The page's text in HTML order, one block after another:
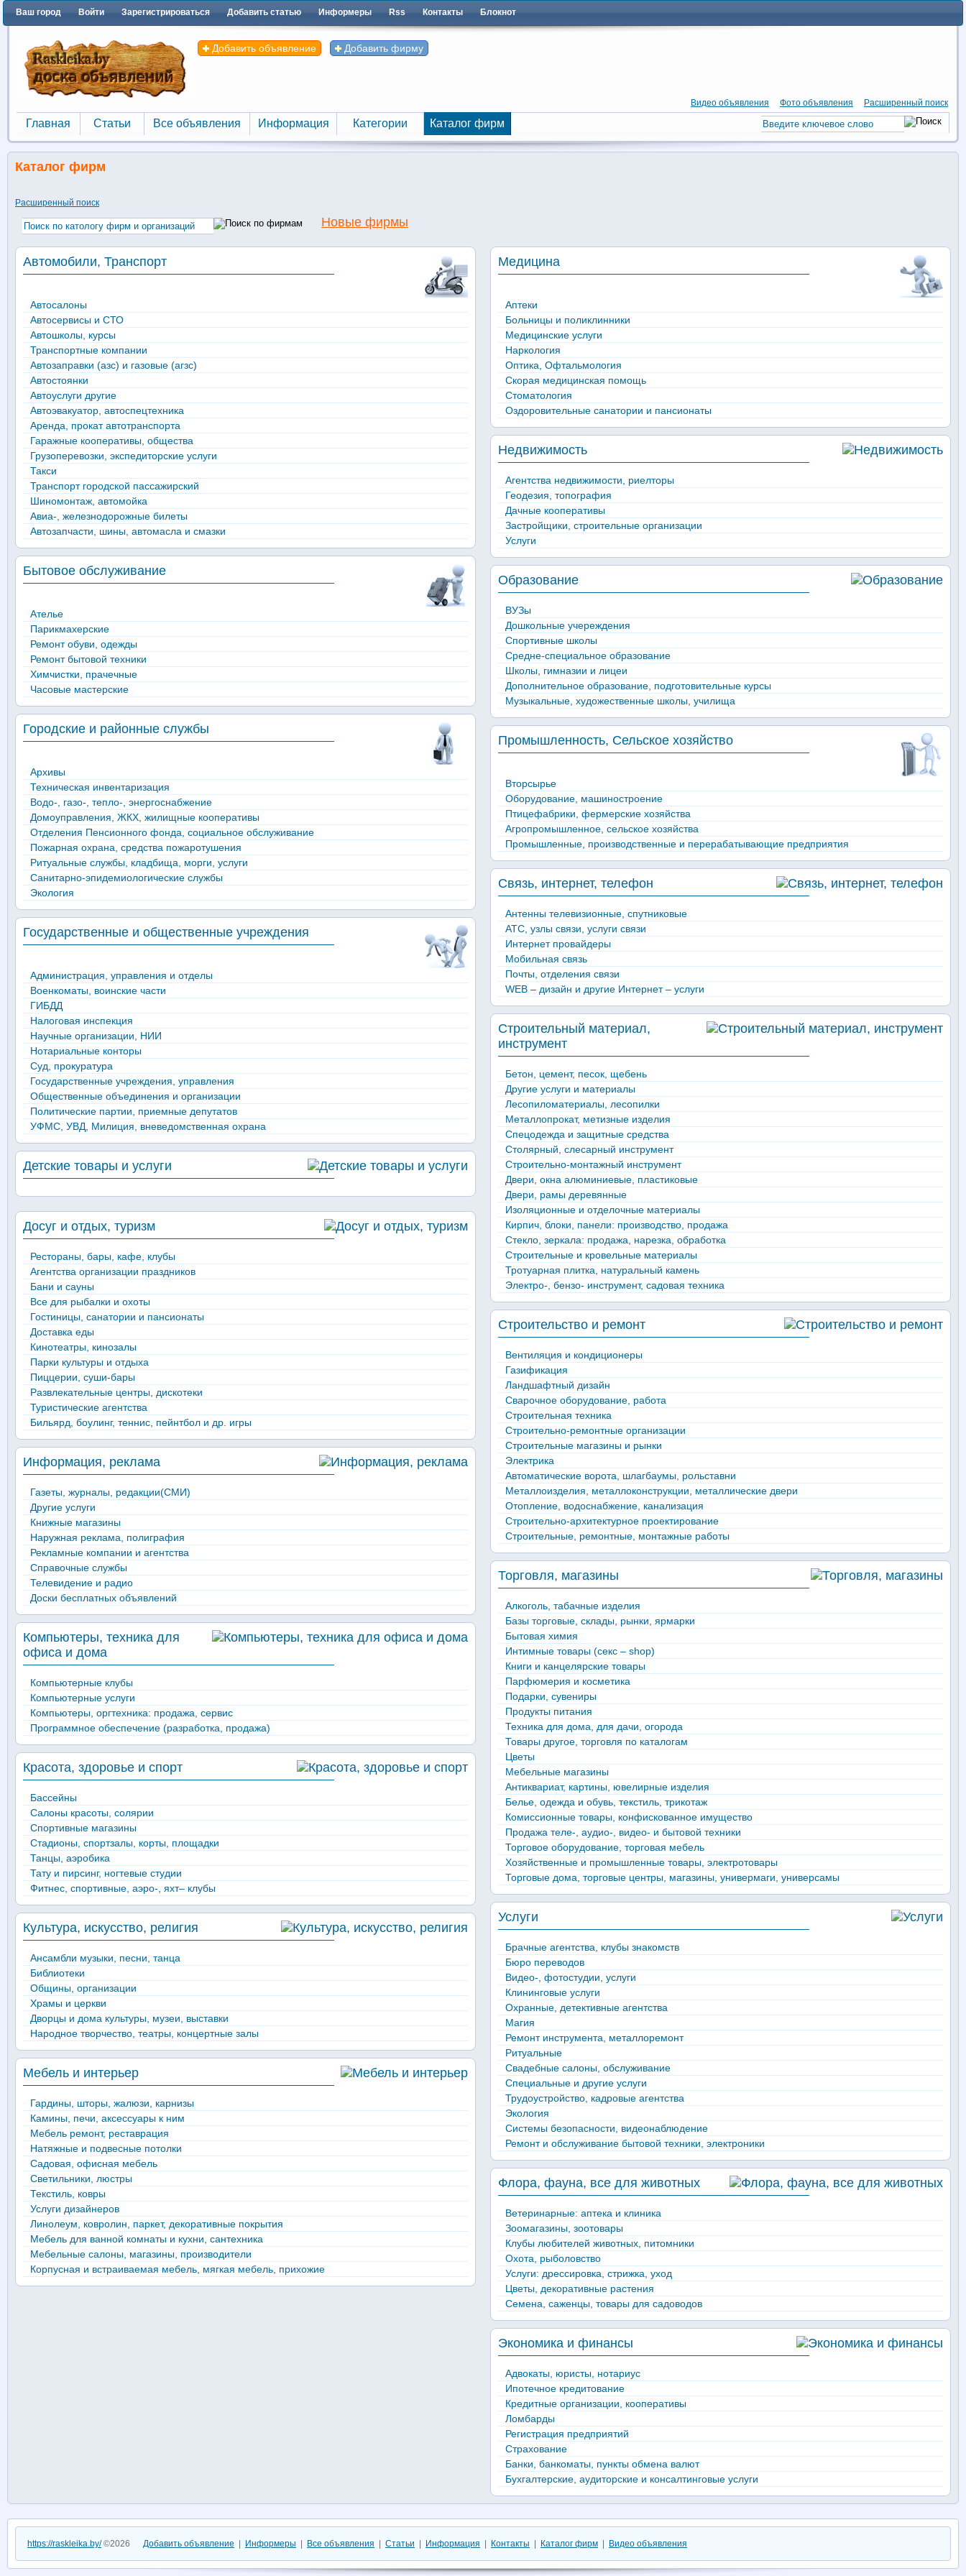
Ваш город Войти Зарегистрироваться Добавить статью Информеры Rss Контакты Блокнот
Добавить объявление Добавить фирму
Видео объявления Фото объявления Расширенный поиск
Главная
Главная
Статьи
Статьи
Все объявления
Все объявления
Информация Категории Каталог фирм
Каталог фирм
Расширенный поиск
Новые фирмы
Автомобили, Транспорт
Автосалоны
Автосервисы и СТО
Автошколы, курсы
Транспортные компании
Автозаправки (азс) и газовые (агзс)
Автостоянки
Автоуслуги другие
Автоэвакуатор, автоспецтехника
Аренда, прокат автотранспорта
Гаражные кооперативы, общества
Грузоперевозки, экспедиторские услуги
Такси
Транспорт городской пассажирский
Шиномонтаж, автомойка
Авиа-, железнодорожные билеты
Автозапчасти, шины, автомасла и смазки
Бытовое обслуживание
Ателье
Парикмахерские
Ремонт обуви, одежды
Ремонт бытовой техники
Химчистки, прачечные
Часовые мастерские
Городские и районные службы
Архивы
Техническая инвентаризация
Водо-, газо-, тепло-, энергоснабжение
Домоуправления, ЖКХ, жилищные кооперативы
Отделения Пенсионного фонда, социальное обслуживание
Пожарная охрана, средства пожаротушения
Ритуальные службы, кладбища, морги, услуги
Санитарно-эпидемиологические службы
Экология
Государственные и общественные учреждения
Администрация, управления и отделы
Военкоматы, воинские части
ГИБДД
Налоговая инспекция
Научные организации, НИИ
Нотариальные конторы
Суд, прокуратура
Государственные учреждения, управления
Общественные объединения и организации
Политические партии, приемные депутатов
УФМС, УВД, Милиция, вневедомственная охрана
Детские товары и услуги
Досуг и отдых, туризм
Рестораны, бары, кафе, клубы
Агентства организации праздников
Бани и сауны
Все для рыбалки и охоты
Гостиницы, санатории и пансионаты
Доставка еды
Кинотеатры, кинозалы
Парки культуры и отдыха
Пиццерии, суши-бары
Развлекательные центры, дискотеки
Туристические агентства
Бильярд, боулинг, теннис, пейнтбол и др. игры
Информация, реклама
Газеты, журналы, редакции(СМИ)
Другие услуги
Книжные магазины
Наружная реклама, полиграфия
Рекламные компании и агентства
Справочные службы
Телевидение и радио
Доски бесплатных объявлений
Компьютеры, техника для
офиса и дома
Компьютерные клубы
Компьютерные услуги
Компьютеры, оргтехника: продажа, сервис
Программное обеспечение (разработка, продажа)
Красота, здоровье и спорт
Бассейны
Салоны красоты, солярии
Спортивные магазины
Стадионы, спортзалы, корты, площадки
Танцы, аэробика
Тату и пирсинг, ногтевые студии
Фитнес, спортивные, аэро-, яхт– клубы
Культура, искусство, религия
Ансамбли музыки, песни, танца
Библиотеки
Общины, организации
Храмы и церкви
Дворцы и дома культуры, музеи, выставки
Народное творчество, театры, концертные залы
Мебель и интерьер
Гардины, шторы, жалюзи, карнизы
Камины, печи, аксессуары к ним
Мебель ремонт, реставрация
Натяжные и подвесные потолки
Садовая, офисная мебель
Светильники, люстры
Текстиль, ковры
Услуги дизайнеров
Линолеум, ковролин, паркет, декоративные покрытия
Мебель для ванной комнаты и кухни, сантехника
Мебельные салоны, магазины, производители
Корпусная и встраиваемая мебель, мягкая мебель, прихожие
Медицина
Аптеки
Больницы и поликлинники
Медицинские услуги
Наркология
Оптика, Офтальмология
Скорая медицинская помощь
Стоматология
Оздоровительные санатории и пансионаты
Недвижимость
Агентства недвижимости, риелторы
Геодезия, топография
Дачные кооперативы
Застройщики, строительные организации
Услуги
Образование
ВУЗы
Дошкольные учереждения
Спортивные школы
Средне-специальное образование
Школы, гимназии и лицеи
Дополнительное образование, подготовительные курсы
Музыкальные, художественные школы, училища
Промышленность, Сельское хозяйство
Вторсырье
Оборудование, машиностроение
Птицефабрики, фермерские хозяйства
Агропромышленное, сельское хозяйства
Промышленные, производственные и перерабатывающие предприятия
Связь, интернет, телефон
Антенны телевизионные, спутниковые
АТС, узлы связи, услуги связи
Интернет провайдеры
Мобильная связь
Почты, отделения связи
WEB – дизайн и другие Интернет – услуги
Строительный материал,
инструмент
Бетон, цемент, песок, щебень
Другие услуги и материалы
Лесопиломатериалы, лесопилки
Металлопрокат, метизные изделия
Спецодежда и защитные средства
Столярный, слесарный инструмент
Строительно-монтажный инструмент
Двери, окна алюминиевые, пластиковые
Двери, рамы деревянные
Изоляционные и отделочные материалы
Кирпич, блоки, панели: производство, продажа
Стекло, зеркала: продажа, нарезка, обработка
Строительные и кровельные материалы
Тротуарная плитка, натуральный камень
Электро-, бензо- инструмент, садовая техника
Строительство и ремонт
Вентиляция и кондиционеры
Газификация
Ландшафтный дизайн
Сварочное оборудование, работа
Строительная техника
Строительно-ремонтные организации
Строительные магазины и рынки
Электрика
Автоматические ворота, шлагбаумы, рольставни
Металлоизделия, металлоконструкции, металлические двери
Отопление, водоснабжение, канализация
Строительно-архитектурное проектирование
Строительные, ремонтные, монтажные работы
Торговля, магазины
Алкоголь, табачные изделия
Базы торговые, склады, рынки, ярмарки
Бытовая химия
Интимные товары (секс – shop)
Книги и канцелярские товары
Парфюмерия и косметика
Подарки, сувениры
Продукты питания
Техника для дома, для дачи, огорода
Товары другое, торговля по каталогам
Цветы
Мебельные магазины
Антиквариат, картины, ювелирные изделия
Белье, одежда и обувь, текстиль, трикотаж
Комиссионные товары, конфискованное имущество
Продажа теле-, аудио-, видео- и бытовой техники
Торговое оборудование, торговая мебель
Хозяйственные и промышленные товары, электротовары
Торговые дома, торговые центры, магазины, универмаги, универсамы
Услуги
Брачные агентства, клубы знакомств
Бюро переводов
Видео-, фотостудии, услуги
Клининговые услуги
Охранные, детективные агентства
Магия
Ремонт инструмента, металлоремонт
Ритуальные
Свадебные салоны, обслуживание
Специальные и другие услуги
Трудоустройство, кадровые агентства
Экология
Системы безопасности, видеонаблюдение
Ремонт и обслуживание бытовой техники, электроники
Флора, фауна, все для животных
Ветеринарные: аптека и клиника
Зоомагазины, зоотовары
Клубы любителей животных, питомники
Охота, рыболовство
Услуги: дрессировка, стрижка, уход
Цветы, декоративные растения
Семена, саженцы, товары для садоводов
Экономика и финансы
Адвокаты, юристы, нотариус
Ипотечное кредитование
Кредитные организации, кооперативы
Ломбарды
Регистрация предприятий
Страхование
Банки, банкоматы, пункты обмена валют
Бухгалтерские, аудиторские и консалтинговые услуги
https://raskleika.by/©2026 Добавить объявление Информеры Все объявления Статьи Информация Контакты Каталог фирм Видео объявления